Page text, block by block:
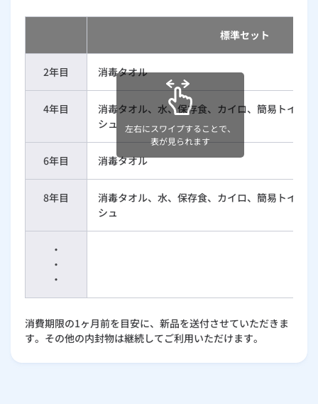
標準セット
2年目 消毒タオル
4年目
消毒タオル、水、保存食、カイロ、簡易トイレ
シュ
6年目 消毒タオル
8年目
消毒タオル、水、保存食、カイロ、簡易トイレ
シュ
・
・
・
左右にスワイプすることで、
表が見られます
消費期限の1ヶ月前を目安に、新品を送付させていただきま
す。その他の内封物は継続してご利用いただけます。